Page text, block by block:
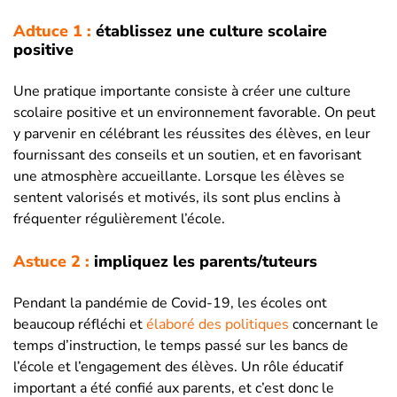
Adtuce 1 : établissez une culture scolaire
positive
Une pratique importante consiste à créer une culture
scolaire positive et un environnement favorable. On peut
y parvenir en célébrant les réussites des élèves, en leur
fournissant des conseils et un soutien, et en favorisant
une atmosphère accueillante. Lorsque les élèves se
sentent valorisés et motivés, ils sont plus enclins à
fréquenter régulièrement l’école.
Astuce 2 : impliquez les parents/tuteurs
Pendant la pandémie de Covid-19, les écoles ont
beaucoup réfléchi etélaboré des politiques concernant le
temps d’instruction, le temps passé sur les bancs de
l’école et l’engagement des élèves. Un rôle éducatif
important a été confié aux parents, et c’est donc le